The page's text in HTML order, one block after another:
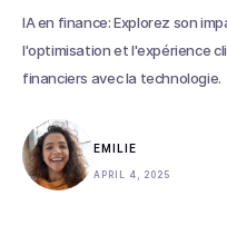
IA en finance: Explorez son
l'optimisation et l'expérience
financiers avec la technologie.
EMILIE
APRIL 4, 2025